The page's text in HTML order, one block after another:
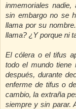
inmemoriales nadie,
sin embargo no se
llama por su
llama? ¿Y porque ni
El cólera o el tifus
todo el mundo tiene
después, durante
enferme de tifus o
cambio, la extraña
siempre y sin parar.